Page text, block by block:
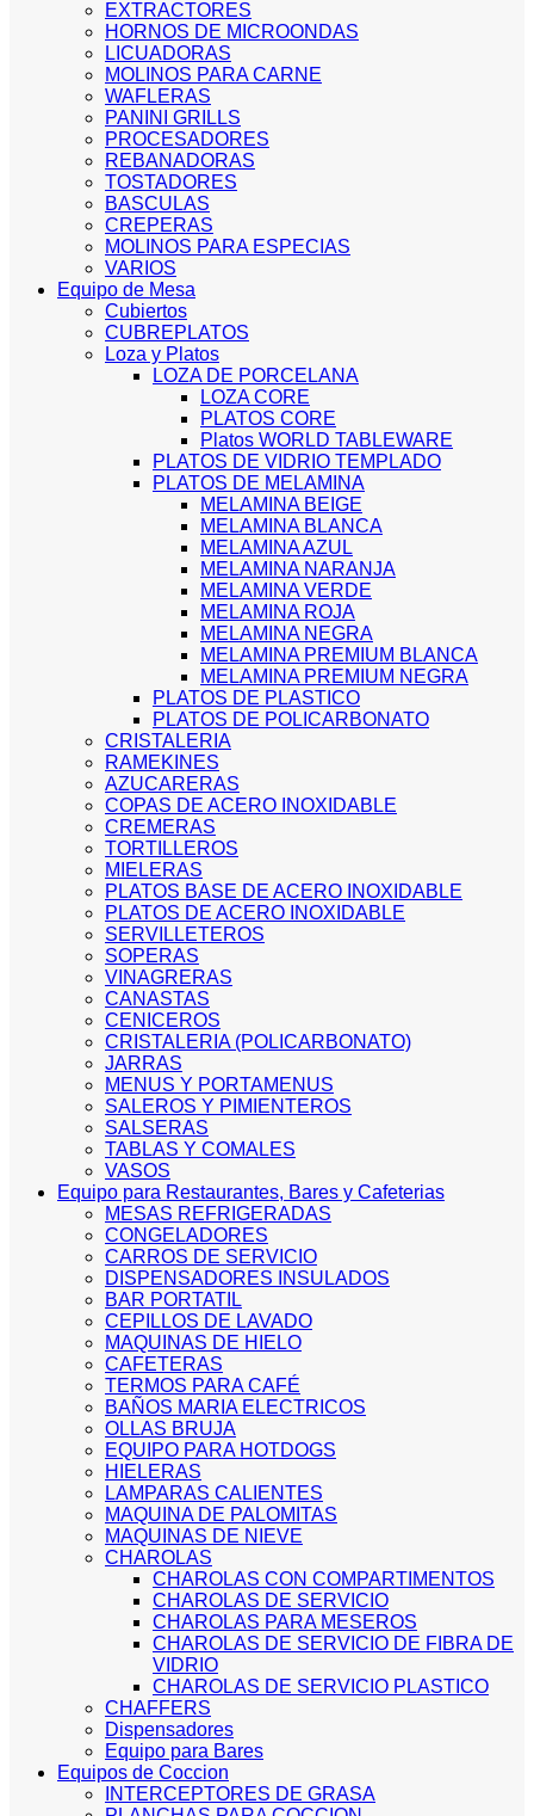
EXTRACTORES
HORNOS DE MICROONDAS
LICUADORAS
MOLINOS PARA CARNE
WAFLERAS
PANINI GRILLS
PROCESADORES
REBANADORAS
TOSTADORES
BASCULAS
CREPERAS
MOLINOS PARA ESPECIAS
VARIOS
Equipo de Mesa
Cubiertos
CUBREPLATOS
Loza y Platos
LOZA DE PORCELANA
LOZA CORE
PLATOS CORE
Platos WORLD TABLEWARE
PLATOS DE VIDRIO TEMPLADO
PLATOS DE MELAMINA
MELAMINA BEIGE
MELAMINA BLANCA
MELAMINA AZUL
MELAMINA NARANJA
MELAMINA VERDE
MELAMINA ROJA
MELAMINA NEGRA
MELAMINA PREMIUM BLANCA
MELAMINA PREMIUM NEGRA
PLATOS DE PLASTICO
PLATOS DE POLICARBONATO
CRISTALERIA
RAMEKINES
AZUCARERAS
COPAS DE ACERO INOXIDABLE
CREMERAS
TORTILLEROS
MIELERAS
PLATOS BASE DE ACERO INOXIDABLE
PLATOS DE ACERO INOXIDABLE
SERVILLETEROS
SOPERAS
VINAGRERAS
CANASTAS
CENICEROS
CRISTALERIA (POLICARBONATO)
JARRAS
MENUS Y PORTAMENUS
SALEROS Y PIMIENTEROS
SALSERAS
TABLAS Y COMALES
VASOS
Equipo para Restaurantes, Bares y Cafeterias
MESAS REFRIGERADAS
CONGELADORES
CARROS DE SERVICIO
DISPENSADORES INSULADOS
BAR PORTATIL
CEPILLOS DE LAVADO
MAQUINAS DE HIELO
CAFETERAS
TERMOS PARA CAFÉ
BAÑOS MARIA ELECTRICOS
OLLAS BRUJA
EQUIPO PARA HOTDOGS
HIELERAS
LAMPARAS CALIENTES
MAQUINA DE PALOMITAS
MAQUINAS DE NIEVE
CHAROLAS
CHAROLAS CON COMPARTIMENTOS
CHAROLAS DE SERVICIO
CHAROLAS PARA MESEROS
CHAROLAS DE SERVICIO DE FIBRA DE
VIDRIO
CHAROLAS DE SERVICIO PLASTICO
CHAFFERS
Dispensadores
Equipo para Bares
Equipos de Coccion
INTERCEPTORES DE GRASA